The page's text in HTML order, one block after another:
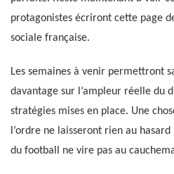
protagonistes écriront cette page
sociale française.
Les semaines à venir permettront
davantage sur l’ampleur réelle du
stratégies mises en place. Une
l’ordre ne laisseront rien au
du football ne vire pas au